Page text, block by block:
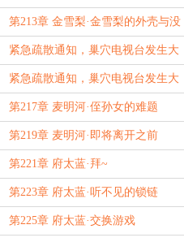
包装
第213章 金雪梨·金雪梨的外壳与没
了外壳的口红
紧急疏散通知，巢穴电视台发生大
爆炸
紧急疏散通知，巢穴电视台发生大
爆炸（重发免费版）
第217章 麦明河·侄孙女的难题
第219章 麦明河·即将离开之前
第221章 府太蓝·拜~
第223章 府太蓝·听不见的锁链
第225章 府太蓝·交换游戏